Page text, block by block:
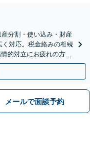
産分割・使い込み・財産
対応。税金絡みの相続
的対立にお疲れの方や
さい。
メールで面談予約